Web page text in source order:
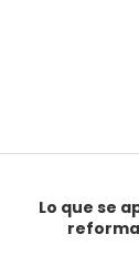
Lo que se
reforma